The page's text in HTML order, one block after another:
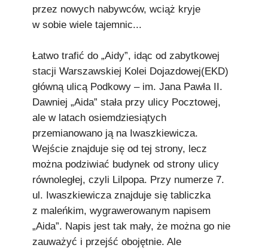
przez nowych nabywców, wciąż kryje
w sobie wiele tajemnic...
Łatwo trafić do „Aidy”, idąc od zabytkowej
stacji Warszawskiej Kolei Dojazdowej(EKD)
główną ulicą Podkowy – im. Jana Pawła II.
Dawniej „Aida” stała przy ulicy Pocztowej,
ale w latach osiemdziesiątych
przemianowano ją na Iwaszkiewicza.
Wejście znajduje się od tej strony, lecz
można podziwiać budynek od strony ulicy
równoległej, czyli Lilpopa. Przy numerze 7.
ul. Iwaszkiewicza znajduje się tabliczka
z maleńkim, wygrawerowanym napisem
„Aida”. Napis jest tak mały, że można go nie
zauważyć i przejść obojętnie. Ale